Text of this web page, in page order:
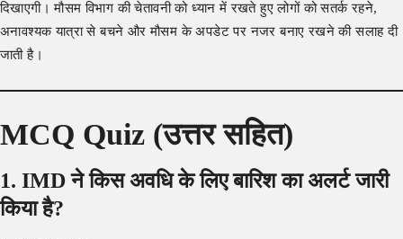
दिखाएगी। मौसम विभाग की चेतावनी को ध्यान में रखते हुए लोगों को सतर्क रहने,
अनावश्यक यात्रा से बचने और मौसम के अपडेट पर नजर बनाए रखने की सलाह दी
जाती है।
MCQ Quiz (उत्तर सहित)
1. IMD ने किस अवधि के लिए बारिश का अलर्ट जारी
किया है?